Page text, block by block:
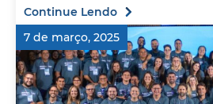
Continue Lendo
7 de março, 2025